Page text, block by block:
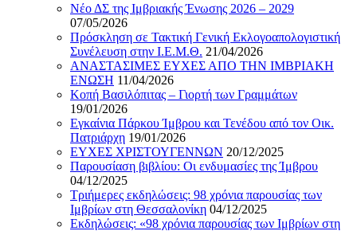
Νέο ΔΣ της Ιμβριακής Ένωσης 2026 – 2029
07/05/2026
Πρόσκληση σε Τακτική Γενική Εκλογοαπολογιστική
Συνέλευση στην Ι.Ε.Μ.Θ. 21/04/2026
ΑΝΑΣΤΑΣΙΜΕΣ ΕΥΧΕΣ ΑΠΟ ΤΗΝ ΙΜΒΡΙΑΚΗ
ΕΝΩΣΗ 11/04/2026
Κοπή Βασιλόπιτας – Γιορτή των Γραμμάτων
19/01/2026
Εγκαίνια Πάρκου Ίμβρου και Τενέδου από τον Οικ.
Πατριάρχη 19/01/2026
ΕΥΧΕΣ ΧΡΙΣΤΟΥΓΕΝΝΩΝ 20/12/2025
Παρουσίαση βιβλίου: Οι ενδυμασίες της Ίμβρου
04/12/2025
Τριήμερες εκδηλώσεις: 98 χρόνια παρουσίας των
Ιμβρίων στη Θεσσαλονίκη 04/12/2025
Εκδηλώσεις: «98 χρόνια παρουσίας των Ιμβρίων στη